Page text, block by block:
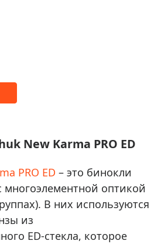
New Karma PRO ED
PRO ED – это бинокли
многоэлементной оптикой
В них используются
из
ED-стекла, которое